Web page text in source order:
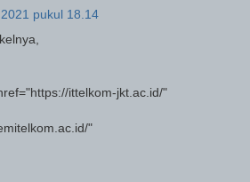
pukul 18.14
ittelkom-jkt.ac.id/"
"